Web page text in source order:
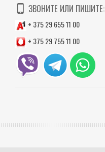
ЗВОНИТЕ ИЛИ ПИШИТЕ:
+ 375 29 655 11 00
+ 375 29 755 11 00